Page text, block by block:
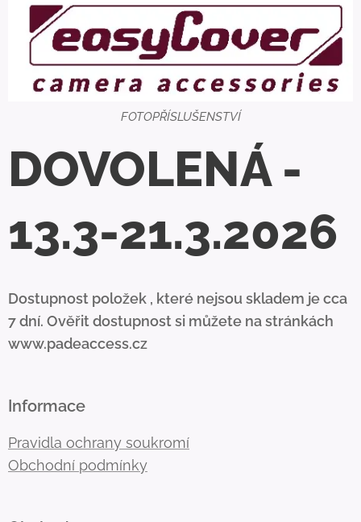
FOTOPŘÍSLUŠENSTVÍ
DOVOLENÁ -
13.3-21.3.2026
Dostupnost položek , které nejsou skladem je cca
7 dní. Ověřit dostupnost si můžete na stránkách
www.padeaccess.cz
Informace
Pravidla ochrany soukromí
Obchodní podmínky